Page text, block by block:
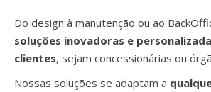
Do design à manutenção ou ao
soluções inovadoras e
clientes, sejam concessionárias ou
Nossas soluções se adaptam a